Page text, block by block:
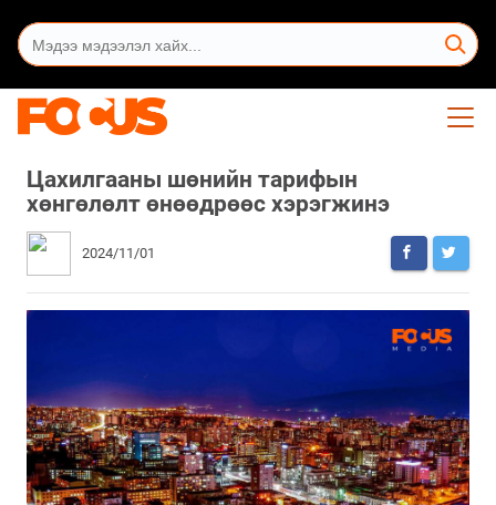
Цахилгааны шөнийн тарифын
хөнгөлөлт өнөөдрөөс хэрэгжинэ
2024/11/01